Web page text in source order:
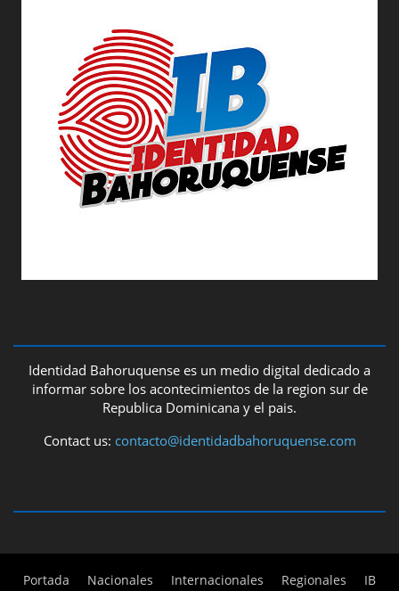
Identidad Bahoruquense es un medio digital dedicado a
informar sobre los acontecimientos de la region sur de
Republica Dominicana y el pais.
Contact us: contacto@identidadbahoruquense.com
Portada Nacionales Internacionales Regionales IB